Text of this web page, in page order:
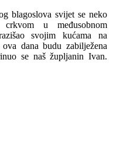
blagoslova svijet se neko
u međusobnom
svojim kućama na
dana budu zabilježena
se naš župljanin Ivan.